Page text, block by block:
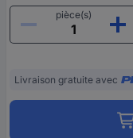
pièce(s)
Livraison gratuite avec